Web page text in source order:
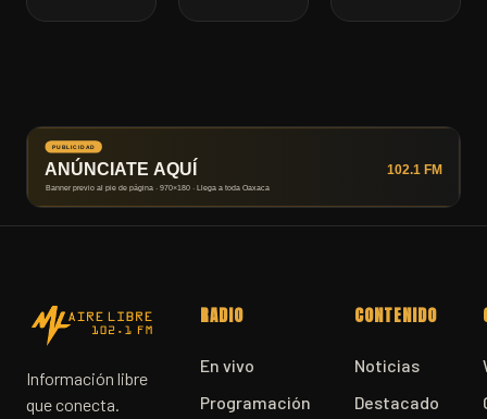
Información libre
que conecta.
RADIO
En vivo
Programación
CONTENIDO
Noticias
Destacado